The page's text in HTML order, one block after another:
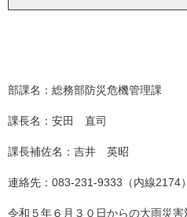
部課名：総務部防災危機管理課
課長名：安田 直司
課長補佐名：吉井 英昭
連絡先：083-231-9333（内線2174）
令和５年６月３０日からの大雨災